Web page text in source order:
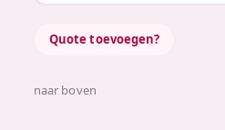
Quote toevoegen?
naar boven